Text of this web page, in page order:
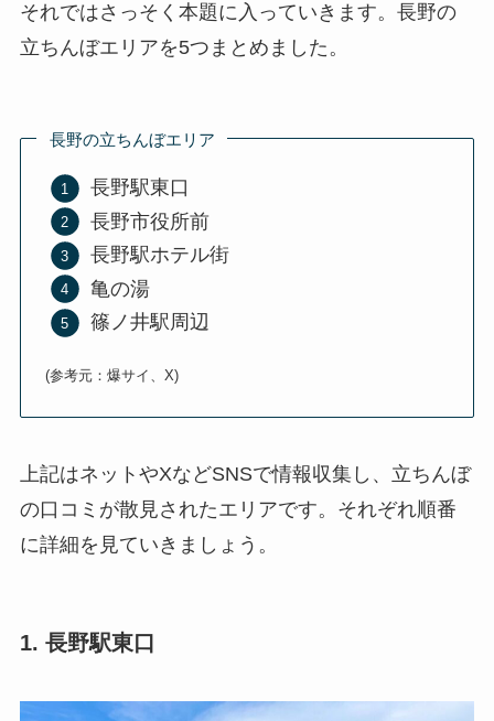
それではさっそく本題に入っていきます。長野の
立ちんぼエリアを5つまとめました。
長野の立ちんぼエリア
長野駅東口
長野市役所前
長野駅ホテル街
亀の湯
篠ノ井駅周辺
(参考元：爆サイ、X)
上記はネットやXなどSNSで情報収集し、立ちんぼ
の口コミが散見されたエリアです。それぞれ順番
に詳細を見ていきましょう。
1. 長野駅東口